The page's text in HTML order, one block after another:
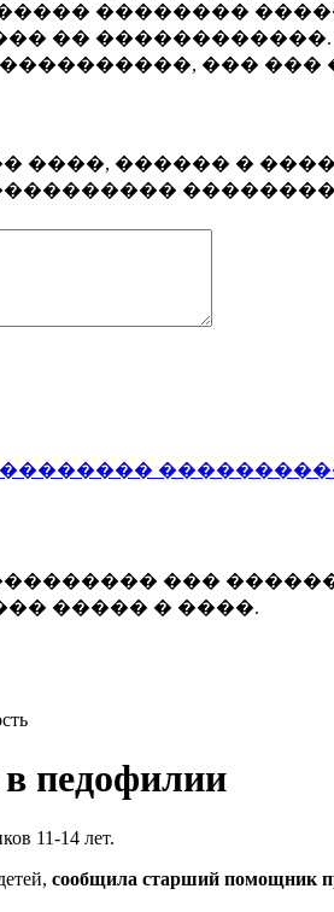
��������
��
���
����, ������ �
���
����� � ����.
в педофилии
11-14 лет.
сообщила старший помощник